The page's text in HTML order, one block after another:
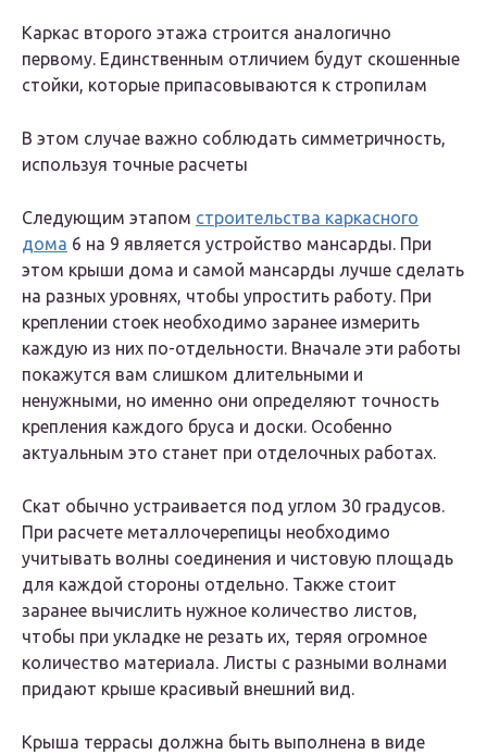
Каркас второго этажа строится аналогично
первому. Единственным отличием будут скошенные
стойки, которые припасовываются к стропилам
В этом случае важно соблюдать симметричность,
используя точные расчеты
Следующим этапом строительства каркасного
дома 6 на 9 является устройство мансарды. При
этом крыши дома и самой мансарды лучше сделать
на разных уровнях, чтобы упростить работу. При
креплении стоек необходимо заранее измерить
каждую из них по-отдельности. Вначале эти работы
покажутся вам слишком длительными и
ненужными, но именно они определяют точность
крепления каждого бруса и доски. Особенно
актуальным это станет при отделочных работах.
Скат обычно устраивается под углом 30 градусов.
При расчете металлочерепицы необходимо
учитывать волны соединения и чистовую площадь
для каждой стороны отдельно. Также стоит
заранее вычислить нужное количество листов,
чтобы при укладке не резать их, теряя огромное
количество материала. Листы с разными волнами
придают крыше красивый внешний вид.
Крыша террасы должна быть выполнена в виде